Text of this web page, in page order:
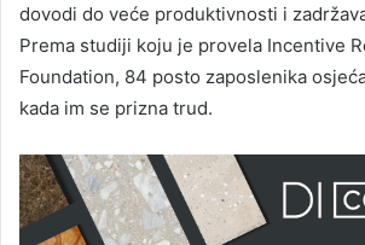
dovodi do veće produktivnosti i
Prema studiji koju je provela Incentive
Foundation, 84 posto zaposlenika
kada im se prizna trud.